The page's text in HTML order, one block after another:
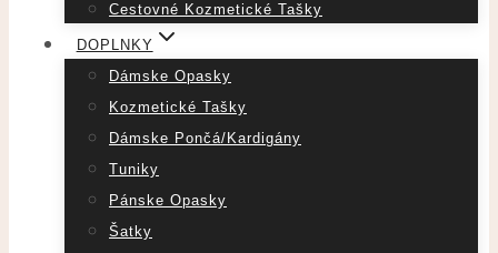
Cestovné Kozmetické Tašky
DOPLNKY
Dámske Opasky
Kozmetické Tašky
Dámske Pončá/Kardigány
Tuniky
Pánske Opasky
Šatky